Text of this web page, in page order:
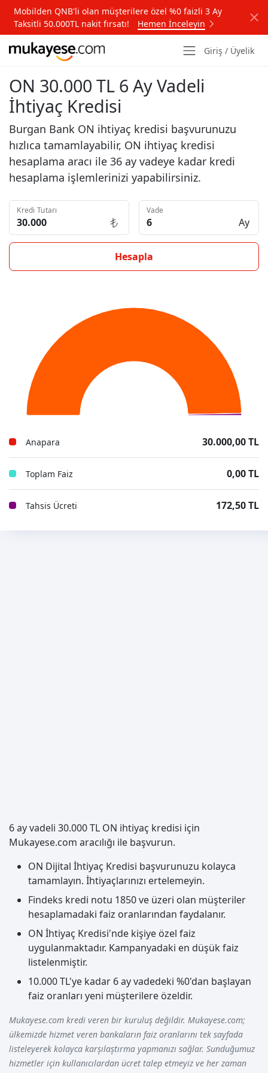
Mobilden QNB'li olan müşterilere özel %0 faizli 3 Ay
Taksitli 50.000TL nakit fırsatı!
Hemen İnceleyin
Giriş / Üyelik
ON 30.000 TL 6 Ay Vadeli
İhtiyaç Kredisi
Burgan Bank ON ihtiyaç kredisi başvurunuzu
hızlıca tamamlayabilir, ON ihtiyaç kredisi
hesaplama aracı ile 36 ay vadeye kadar kredi
hesaplama işlemlerinizi yapabilirsiniz.
Kredi Tutarı Vade
Ay
Hesapla
Anapara 30.000,00 TL
Toplam Faiz 0,00 TL
Tahsis Ücreti 172,50 TL
6 ay vadeli 30.000 TL ON ihtiyaç kredisi için
Mukayese.com aracılığı ile başvurun.
ON Dijital İhtiyaç Kredisi başvurunuzu kolayca
tamamlayın. İhtiyaçlarınızı ertelemeyin.
Findeks kredi notu 1850 ve üzeri olan müşteriler
hesaplamadaki faiz oranlarından faydalanır.
ON İhtiyaç Kredisi'nde kişiye özel faiz
uygulanmaktadır. Kampanyadaki en düşük faiz
listelenmiştir.
10.000 TL'ye kadar 6 ay vadedeki %0'dan başlayan
faiz oranları yeni müşterilere özeldir.
Mukayese.com kredi veren bir kuruluş değildir. Mukayese.com;
ülkemizde hizmet veren bankaların faiz oranlarını tek sayfada
listeleyerek kolayca karşılaştırma yapmanızı sağlar. Sunduğumuz
hizmetler için kullanıcılardan ücret talep etmeyiz ve her zaman